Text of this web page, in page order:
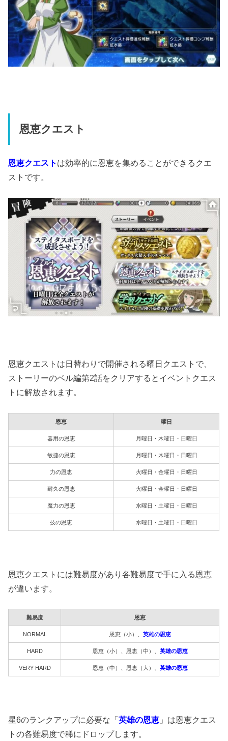
恩恵クエスト
恩恵クエスト は効率的に恩恵を集めることができるクエ
ストです。
恩恵クエストは日替わりで開催される曜日クエストで、
ストーリーのベル編第2話をクリアするとイベントクエス
トに解放されます。
恩恵 曜日
器用の恩恵 月曜日・木曜日・日曜日
敏捷の恩恵 月曜日・木曜日・日曜日
力の恩恵 火曜日・金曜日・日曜日
耐久の恩恵 火曜日・金曜日・日曜日
魔力の恩恵 水曜日・土曜日・日曜日
技の恩恵 水曜日・土曜日・日曜日
恩恵クエストには難易度があり各難易度で手に入る恩恵
が違います。
難易度 恩恵
NORMAL 恩恵（小）、 英雄の恩恵
HARD 恩恵（小）、恩恵（中）、 英雄の恩恵
VERY HARD 恩恵（中）、恩恵（大）、 英雄の恩恵
星6のランクアップに必要な「英雄の恩恵 」は恩恵クエス
トの各難易度で稀にドロップします。